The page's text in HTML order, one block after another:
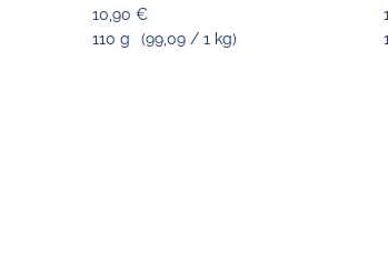
10,90 €
110 g
(99,09 / 1 kg)